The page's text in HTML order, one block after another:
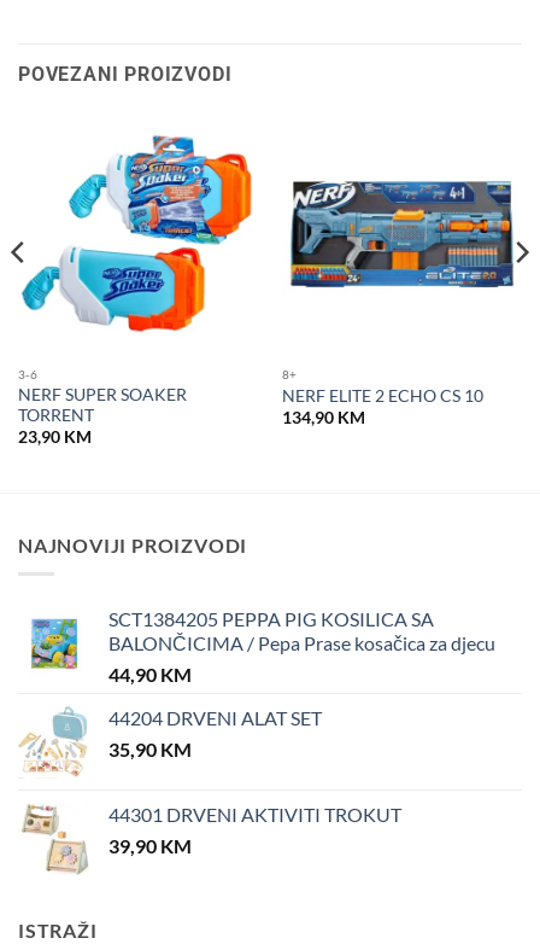
POVEZANI PROIZVODI
3-6
NERF SUPER SOAKER
TORRENT
23,90 KM
8+
NERF ELITE 2 ECHO CS 10
134,90 KM
NAJNOVIJI PROIZVODI
SCT1384205 PEPPA PIG KOSILICA SA
BALONČICIMA / Pepa Prase kosačica za djecu
44,90 KM
44204 DRVENI ALAT SET
35,90 KM
44301 DRVENI AKTIVITI TROKUT
39,90 KM
ISTRAŽI